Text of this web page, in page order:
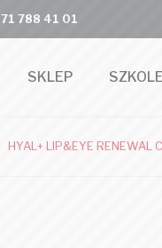
71 788 41 01
SKLEP
HYAL+ LIP&EYE